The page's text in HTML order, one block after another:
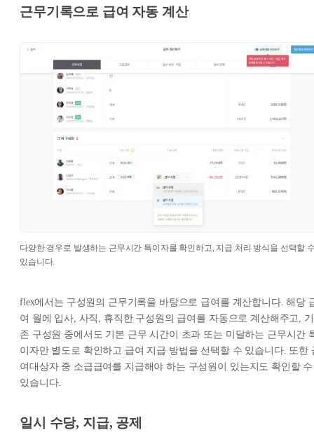
근무기록으로 급여 자동 계산
다양한 경우로 발생하는 근무시간 특이자를 확인하고, 지급 처리 방식을 선택할
있습니다.
flex에서는 구성원의 근무기록을 바탕으로 급여를 계산합니다. 해당
여 월에 입사, 사직, 휴직한 구성원의 급여를 자동으로 계산해주고, 기
존 구성원 중에서도 기본 근무 시간이 초과 또는 미달하는 근무시간
이자만 별도로 확인하고 급여 지급 방법을 선택할 수 있습니다. 또한
여대상자 중 소급급여를 지급해야 하는 구성원이 있는지도 확인할 수
있습니다.
일시 수당, 지급, 공제